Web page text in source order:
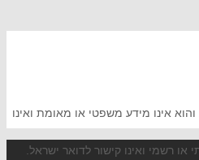
אינו מידע משפטי או מאומת ואינו
רשמי ואינו קישור לדואר ישראל.